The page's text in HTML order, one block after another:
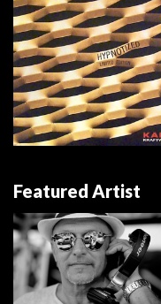
Featured Artist